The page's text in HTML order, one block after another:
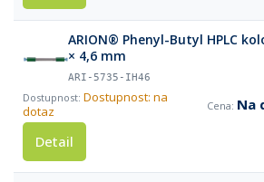
ARION® Phenyl-Butyl HPLC
× 4,6 mm
ARI-5735-IH46
Dostupnost: na
dotaz
Na
Detail